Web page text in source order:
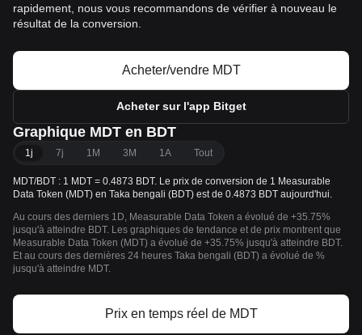
rapidement, nous vous recommandons de vérifier à nouveau le
résultat de la conversion.
Acheter/vendre MDT
Acheter sur l'app Bitget
Graphique MDT en BDT
1j 7j 1M 3M 1A Tout
MDT/BDT : 1 MDT = 0.4873 BDT. Le prix de conversion de 1 Measurable
Data Token (MDT) en Taka bengali (BDT) est de 0.4873 BDT aujourd'hui.
Au cours des derniers 1D, Measurable Data Token a évolué de +35.75%
jusqu'à atteindre BDT. Les graphiques de tendance et de prix montrent que
Measurable Data Token (MDT) a évolué de +35.75% jusqu'à atteindre BDT.
Et au cours des dernières 24 heures Taka bengali (BDT) a évolué de %
jusqu'à atteindre MDT.
Prix en temps réel de MDT